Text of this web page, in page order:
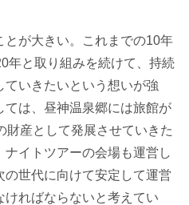
とが大きい。これまでの10年
年と取り組みを続けて、持続
いきたいという想いが強
は、昼神温泉郷には旅館が
財産として発展させていきた
イトツアーの会場も運営し
世代に向けて安定して運営
ればならないと考えてい